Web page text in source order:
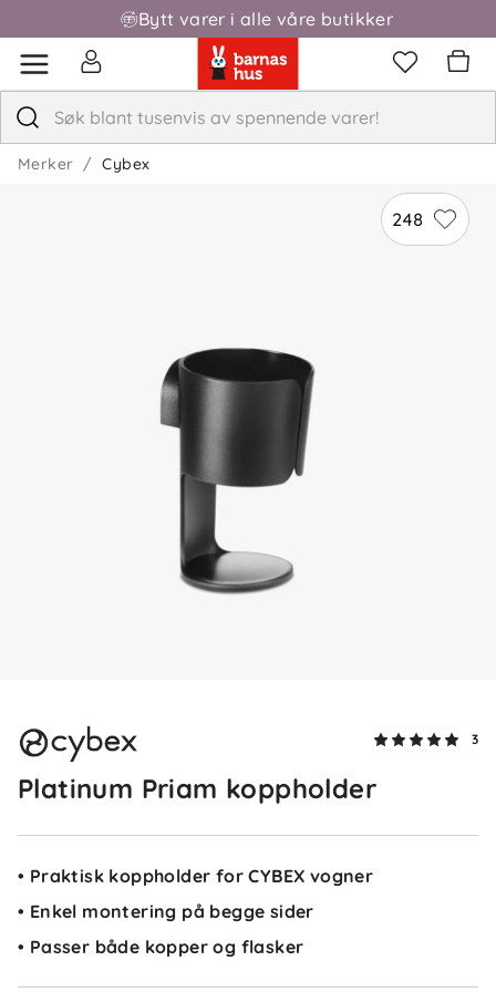
Bytt varer i alle våre butikker
Fri frakt over 1000,-
Merker Cybex
248
3
Platinum Priam koppholder
• Praktisk koppholder for CYBEX vogner
• Enkel montering på begge sider
• Passer både kopper og flasker
basert på 3 anmeldelser
Anmeldelser (3)
Sorter etter Filtrer etter
SS Sandra S